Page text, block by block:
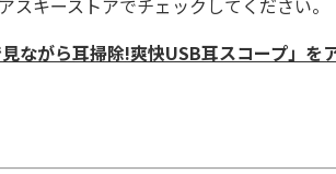
ながら耳掃除!爽快USB耳スコープ」を